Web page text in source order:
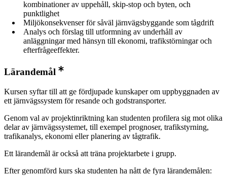
kombinationer av uppehåll, skip-stop och byten, och
punktlighet
Miljökonsekvenser för såväl järnvägsbyggande som tågdrift
Analys och förslag till utformning av underhåll av
anläggningar med hänsyn till ekonomi, trafikstörningar och
efterfrågeeffekter.
Lärandemål
Kursen syftar till att ge fördjupade kunskaper om uppbyggnaden av
ett järnvägssystem för resande och godstransporter.
Genom val av projektinriktning kan studenten profilera sig mot olika
delar av järnvägssystemet, till exempel prognoser, trafikstyrning,
trafikanalys, ekonomi eller planering av tågtrafik.
Ett lärandemål är också att träna projektarbete i grupp.
Efter genomförd kurs ska studenten ha nått de fyra lärandemålen: